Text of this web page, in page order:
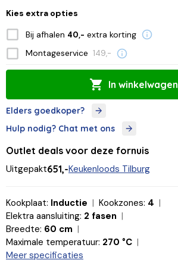
Kies extra opties
Bij afhalen 40,- extra korting
Montageservice 149,-
In winkelwagen
Elders goedkoper?
Hulp nodig? Chat met ons
Outlet deals voor deze fornuis
Uitgepakt651,-Keukenloods Tilburg
Kookplaat: Inductie Kookzones: 4
Elektra aansluiting: 2 fasen
Breedte: 60 cm
Maximale temperatuur: 270 °C
Meer specificaties